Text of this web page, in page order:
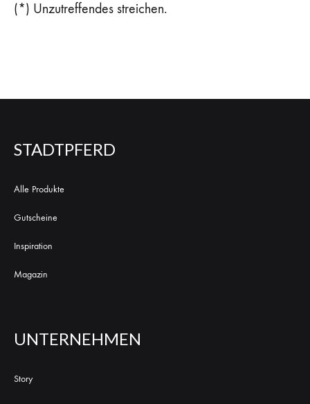
(*) Unzutreffendes streichen.
STADTPFERD
Alle Produkte
Gutscheine
Inspiration
Magazin
UNTERNEHMEN
Story